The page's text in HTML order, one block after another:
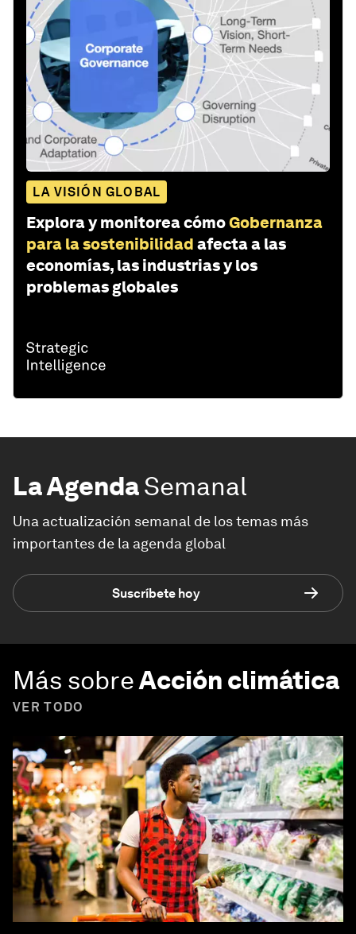
LA VISIÓN GLOBAL
Explora y monitorea cómoGobernanza
para la sostenibilidad afecta a las
economías, las industrias y los
problemas globales
La AgendaSemanal
Una actualización semanal de los temas más
importantes de la agenda global
Suscríbete hoy
Más sobreAcción climática
VER TODO